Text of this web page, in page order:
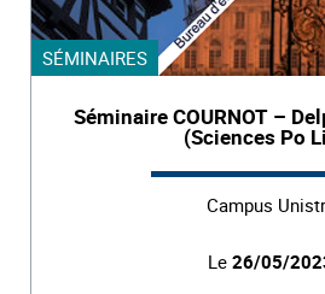
SÉMINAIRES
Séminaire COURNOT –
(Sciences Po
Campus
Le 26/05/